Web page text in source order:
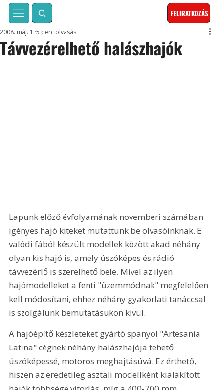
FELIRATKOZÁS
Távvezérelhető halászhajók
2008. máj. 1. 5 perc olvasás
Lapunk előző évfolyamának novemberi számában
igényes hajó kiteket mutattunk be olvasóinknak. E
valódi fából készült modellek között akad néhány
olyan kis hajó is, amely úszóképes és rádió
távvezérlő is szerelhető bele. Mivel az ilyen
hajómodelleket a fenti "üzemmódnak" megfelelően
kell módosítani, ehhez néhány gyakorlati tanáccsal
is szolgálunk bemutatásukon kívül.
A hajóépítő készleteket gyártó spanyol "Artesania
Latina" cégnek néhány halászhajója tehető
úszóképessé, motoros meghajtásúvá. Ez érthető,
hiszen az eredetileg asztali modellként kialakított